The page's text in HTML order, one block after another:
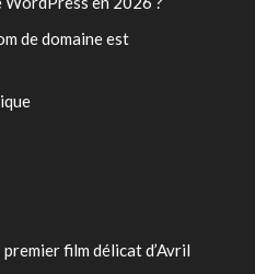
de domaine est
film délicat d’Avril